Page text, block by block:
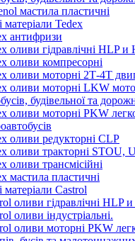
мастила пластичні
матеріали Tedex
антифризи
оливи гідравлічні HLP
оливи компресорні
оливи моторні 2Т-4Т
оливи моторні LKW
будівельної та
оливи моторні PKW
оливи редукторні CLP
оливи тракторні STOU,
оливи трансмісійні
мастила пластичні
матеріали Castrol
оливи гідравлічні HLP
оливи індустріальні.
оливи моторні PKW